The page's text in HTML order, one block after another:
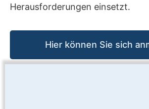
Herausforderungen einsetzt.
Hier können Sie sich